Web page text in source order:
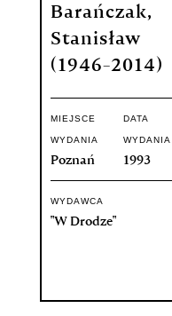
Barańczak,
Stanisław
(1946-2014)
MIEJSCE
WYDANIA
Poznań
DATA
WYDANIA
1993
WYDAWCA
"W Drodze"